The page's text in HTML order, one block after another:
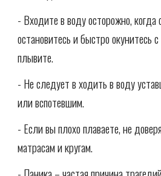
- Входите в воду осторожно, когда
остановитесь и быстро окунитесь
плывите.
- Не следует в ходить в воду
или вспотевшим.
- Если вы плохо плаваете, не
матрасам и кругам.